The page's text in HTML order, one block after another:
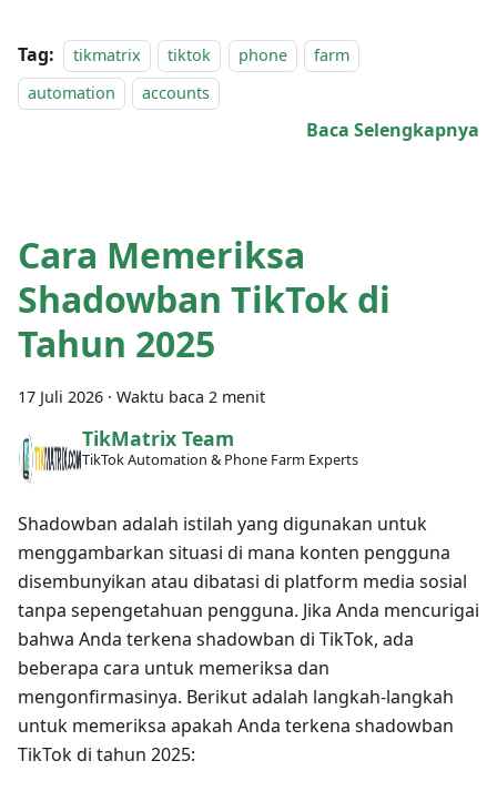
Tag: tikmatrix tiktok phone
farm
automation
accounts
Baca Selengkapnya
Cara Memeriksa
Shadowban TikTok di
Tahun 2025
17 Juli 2026 · Waktu baca 2 menit
TikMatrix Team
TikTok Automation & Phone Farm Experts
Shadowban adalah istilah yang digunakan untuk
menggambarkan situasi di mana konten pengguna
disembunyikan atau dibatasi di platform media sosial
tanpa sepengetahuan pengguna. Jika Anda mencurigai
bahwa Anda terkena shadowban di TikTok, ada
beberapa cara untuk memeriksa dan
mengonfirmasinya. Berikut adalah langkah-langkah
untuk memeriksa apakah Anda terkena shadowban
TikTok di tahun 2025: